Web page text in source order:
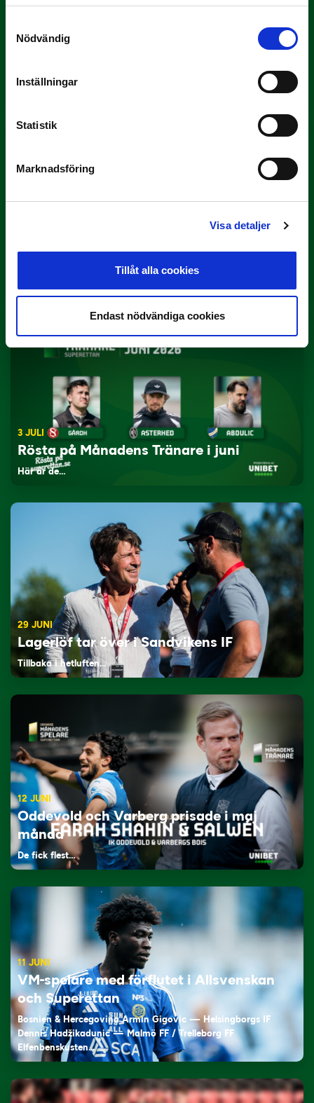
Nödvändig
Inställningar
Statistik
Marknadsföring
Visa detaljer
Tillåt alla cookies
Endast nödvändiga cookies
Han gjorde Månadens Mål i juni: ”En
Slog till i…
Rösta på Månadens Spelare i juni
3 JULI
Rösta på Månadens Tränare i juni
Här är de…
29 JUNI
Lagerlöf tar över i Sandvikens IF
Tillbaka i hetluften…
12 JUNI
Oddevold och Varberg prisade i maj
månad
De fick flest…
11 JUNI
VM-spelare med förflutet i Allsvenskan
och Superettan
Bosnien & Hercegovina Armin Gigovic — Helsingborgs IF
Dennis Hadžikadunić — Malmö FF / Trelleborg FF
Elfenbenskusten…